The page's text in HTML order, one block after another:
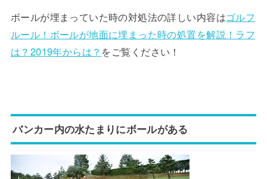
ボールが埋まっていた時の対処法の詳しい内容はゴルフ
ルール！ボールが地面に埋まった時の処置を解説！ラフ
は？2019年からは？ をご覧ください！
バンカー内の水たまりにボールがある